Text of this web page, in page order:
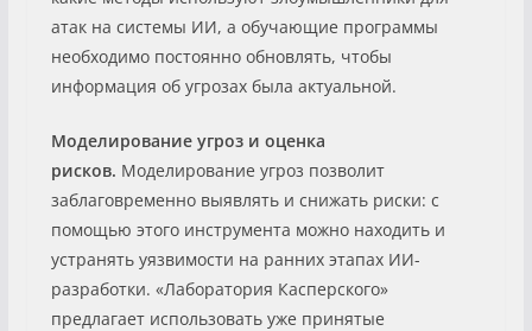
атак на системы ИИ, а обучающие программы
необходимо постоянно обновлять, чтобы
информация об угрозах была актуальной.
Моделирование угроз и оценка
рисков. Моделирование угроз позволит
заблаговременно выявлять и снижать риски: с
помощью этого инструмента можно находить и
устранять уязвимости на ранних этапах ИИ-
разработки. «Лаборатория Касперского»
предлагает использовать уже принятые